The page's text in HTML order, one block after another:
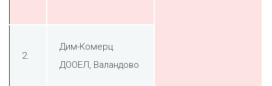
2.
Дим-Комерц
ДООЕЛ, Валандово